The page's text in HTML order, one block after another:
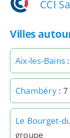
CCI
Villes
Aix-les-Bains
Chambéry: 7
Le Bourget-
groupe